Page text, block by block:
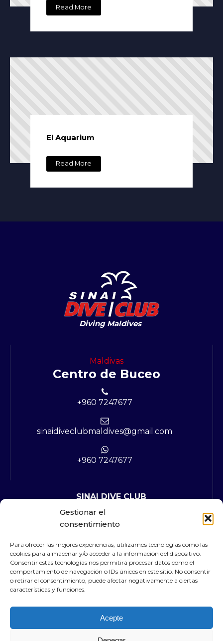
Gestionar el
consentimiento
Para ofrecer las mejores experiencias, utilizamos tecnologías como las
cookies para almacenar y/o acceder a la información del dispositivo.
Consentir estas tecnologías nos permitirá procesar datos como el
comportamiento de navegación o IDs únicos en este sitio. No consentir
o retirar el consentimiento, puede afectar negativamente a ciertas
características y funciones.
Acepte
Read More
El Aquarium
Read More
Diving Maldives
Maldivas
Centro de Buceo
+960 7247677
sinaidiveclubmaldives@gmail.com
+960 7247677
SINAI DIVE CLUB
QUIÉNES SOMOS
CONTACTOS
SOLICITAR INFORMACIÓN
SINAI SHARM EL SHEIK